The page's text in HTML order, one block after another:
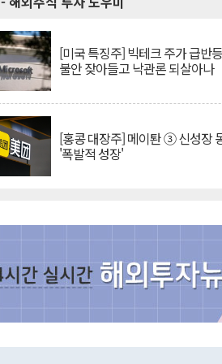
[미국 특징주] 빅테크 주가 급반
불안 잦아들고 낙관론 되살아나
[홍콩 대장주] 메이퇀 ③ 신성장
'폭발적 성장'